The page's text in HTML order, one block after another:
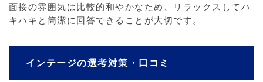
面接の雰囲気は比較的和やかなため、リラックスしてハ
キハキと簡潔に回答できることが大切です。
インテージの選考対策・口コミ